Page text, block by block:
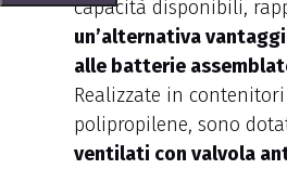
capacità disponibili,
un’alternativa
alle batterie
Realizzate in
polipropilene, sono
ventilati con valvola